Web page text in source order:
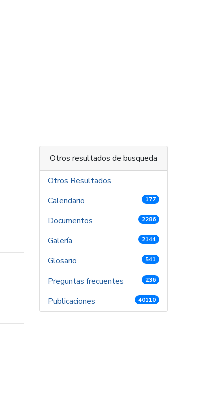
Otros resultados de busqueda
Otros Resultados
Calendario
177
Documentos 2286
Galería 2144
Glosario 541
Preguntas frecuentes 236
Publicaciones 40110